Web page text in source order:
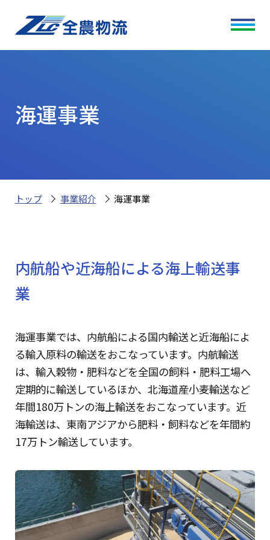
海運事業
トップ 事業紹介 海運事業
内航船や近海船による海上輸送事
業
海運事業では、内航船による国内輸送と近海船によ
る輸入原料の輸送をおこなっています。内航輸送
は、輸入穀物・肥料などを全国の飼料・肥料工場へ
定期的に輸送しているほか、北海道産小麦輸送など
年間180万トンの海上輸送をおこなっています。近
海輸送は、東南アジアから肥料・飼料などを年間約
17万トン輸送しています。